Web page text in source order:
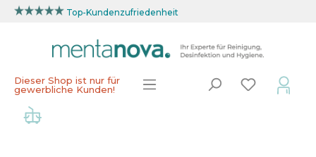
Top-Kundenzufriedenheit
Dieser Shop ist nur für
gewerbliche Kunden!